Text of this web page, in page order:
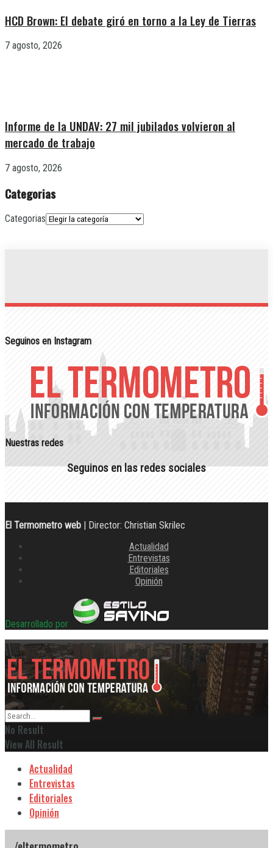
HCD Brown: El debate giró en torno a la Ley de Tierras
7 agosto, 2026
Informe de la UNDAV: 27 mil jubilados volvieron al
mercado de trabajo
7 agosto, 2026
Categorias
Categorias
Seguinos en Instagram
Nuestras redes
Seguinos en las redes sociales
El Termometro web | Director: Christian Skrilec
Actualidad
Entrevistas
Editoriales
Opinión
Desarrollado por
No Result
View All Result
Actualidad
Entrevistas
Editoriales
Opinión